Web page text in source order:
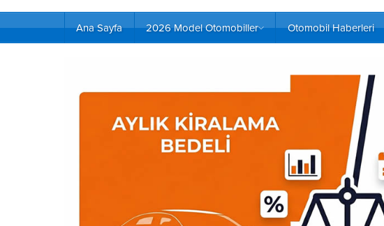
Ana Sayfa 2026 Model Otomobiller Otomobil Haberleri